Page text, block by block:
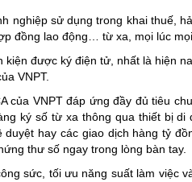
nghiệp sử dụng trong khai thuế,
đồng lao động… từ xa, mọi lúc
được ký điện tử, nhất là hiện
VNPT.
của VNPT đáp ứng đầy đủ tiêu
ký số từ xa thông qua thiết bị di
hay các giao dịch hàng tỷ
thư số ngay trong lòng bàn tay.
sức, tối ưu năng suất làm việc